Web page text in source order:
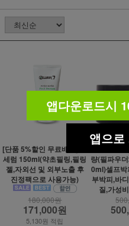
[단품 5%할인 무료배송] 필
세럼 150ml(약초필링,필링
젤,자외선 및 외부노출 후
진정팩으로 사용가능)
180,000원
171,000원
5,130원 적립
량(필파우
0ml)셀프박
부박피,바
질,가성
앱다운로드시
앱으로